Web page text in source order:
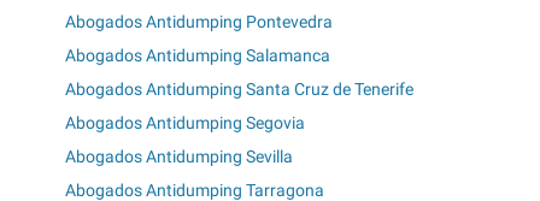
Abogados Antidumping Pontevedra
Abogados Antidumping Salamanca
Abogados Antidumping Santa Cruz de Tenerife
Abogados Antidumping Segovia
Abogados Antidumping Sevilla
Abogados Antidumping Tarragona